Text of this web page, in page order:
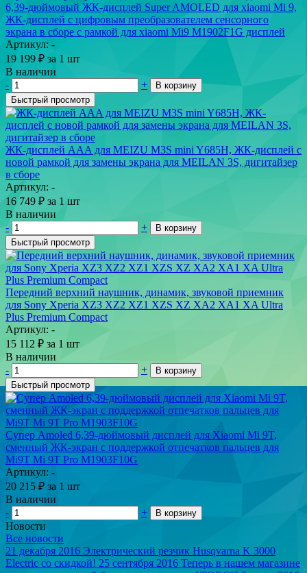
6,39-дюймовый ЖК-дисплей Super AMOLED для xiaomi Mi 9,
ЖК-дисплей с цифровым преобразователем сенсорного
экрана в сборе с рамкой для xiaomi Mi9 M1902F1G дисплей
Артикул: -
19 199 ₽ за 1 шт
В наличии
-
+
В корзину
Быстрый просмотр
ЖК-дисплей AAA для MEIZU M3S mini Y685H, ЖК-дисплей с
новой рамкой для замены экрана для MEILAN 3S, дигитайзер
в сборе
Артикул: -
16 749 ₽ за 1 шт
В наличии
-
+
В корзину
Быстрый просмотр
Передний верхний наушник, динамик, звуковой приемник
для Sony Xperia XZ3 XZ2 XZ1 XZS XZ XA2 XA1 XA Ultra
Plus Premium Compact
Артикул: -
15 112 ₽ за 1 шт
В наличии
-
+
В корзину
Быстрый просмотр
Супер Amoled 6,39-дюймовый дисплей для Xiaomi Mi 9T,
сменный ЖК-экран с поддержкой отпечатков пальцев для
Mi9T Mi 9T Pro M1903F10G
Артикул: -
20 215 ₽ за 1 шт
В наличии
-
+ В корзину
Новости
Все новости
21 декабря 2016 Электрический резчик Husqvarna K 3000
Electric со скидкой! 25 сентября 2016 Теперь в нашем магазине